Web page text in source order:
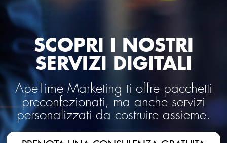
SCOPRI I NOSTRI
SERVIZI DIGITALI
ApeTime Marketing ti offre pacchetti
preconfezionati, ma anche servizi
personalizzati da costruire assieme.